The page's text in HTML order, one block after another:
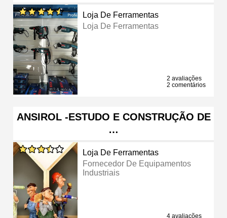
Loja De Ferramentas
Loja De Ferramentas
2 avaliações
2 comentários
ANSIROL -ESTUDO E CONSTRUÇÃO DE
…
Loja De Ferramentas
Fornecedor De Equipamentos
Industriais
4 avaliações